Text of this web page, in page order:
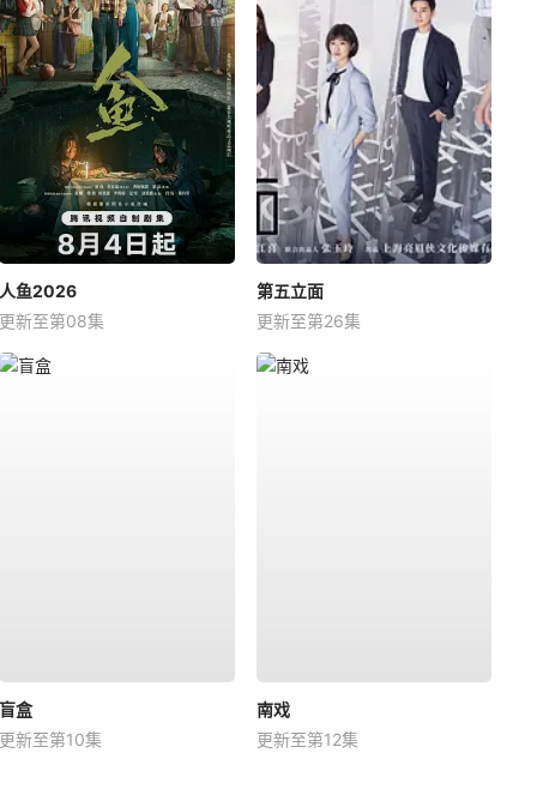
人鱼2026
更新至第08集
第五立面
更新至第26集
盲盒
更新至第10集
南戏
更新至第12集